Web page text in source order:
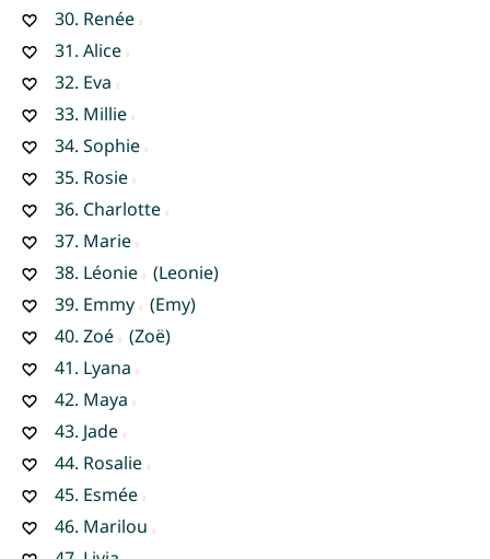
30. Renée
31. Alice
32. Eva
33. Millie
34. Sophie
35. Rosie
36. Charlotte
37. Marie
38. Léonie
(Leonie)
39. Emmy
(Emy)
40. Zoé
(Zoë)
41. Lyana
42. Maya
43. Jade
44. Rosalie
45. Esmée
46. Marilou